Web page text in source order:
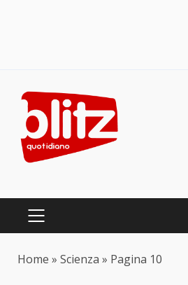
content
PRIMARY
Home » Scienza » Pagina 10